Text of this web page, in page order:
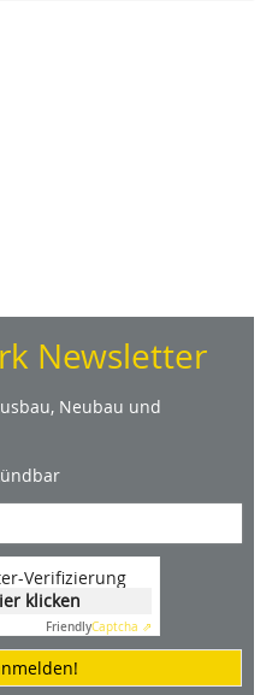
Newsletter
Neubau und
Verifizierung
klicken
FriendlyCaptcha ⇗